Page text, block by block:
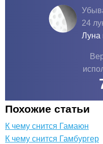
24
Луна
Похожие статьи
К чему снится Гамаюн
К чему снится Гамбургер